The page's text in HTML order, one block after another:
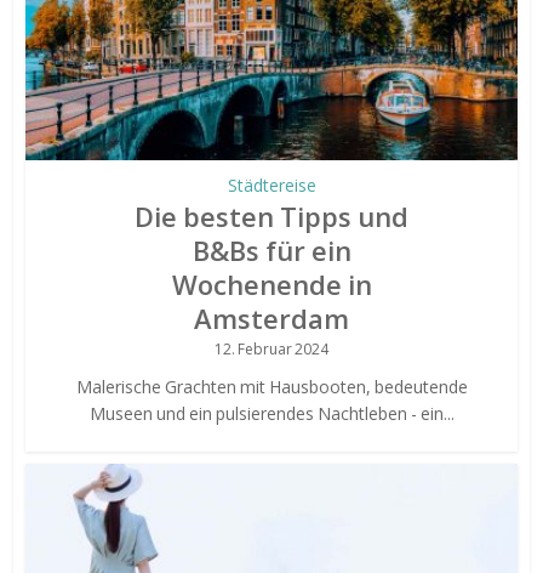
Städtereise
Die besten Tipps und
B&Bs für ein
Wochenende in
Amsterdam
12. Februar 2024
Malerische Grachten mit Hausbooten, bedeutende
Museen und ein pulsierendes Nachtleben - ein...